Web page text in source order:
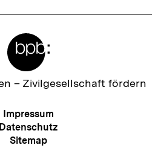
– Zivilgesellschaft fördern
Meta-
Navigation
Impressum
Datenschutz
Sitemap